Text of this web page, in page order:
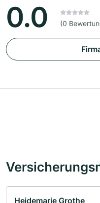
0.0 (0
Heidemarie Grothe